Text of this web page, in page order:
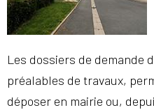
Les dossiers de demande
préalables de travaux,
déposer en mairie ou,